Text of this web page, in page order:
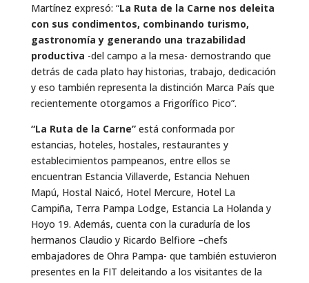
Martínez expresó: “La Ruta de la Carne nos deleita
con sus condimentos, combinando turismo,
gastronomía y generando una trazabilidad
productiva -del campo a la mesa- demostrando que
detrás de cada plato hay historias, trabajo, dedicación
y eso también representa la distinción Marca País que
recientemente otorgamos a Frigorífico Pico”.
“La Ruta de la Carne”está conformada por
estancias, hoteles, hostales, restaurantes y
establecimientos pampeanos, entre ellos se
encuentran Estancia Villaverde, Estancia Nehuen
Mapú, Hostal Naicó, Hotel Mercure, Hotel La
Campiña, Terra Pampa Lodge, Estancia La Holanda y
Hoyo 19. Además, cuenta con la curaduría de los
hermanos Claudio y Ricardo Belfiore –chefs
embajadores de Ohra Pampa- que también estuvieron
presentes en la FIT deleitando a los visitantes de la